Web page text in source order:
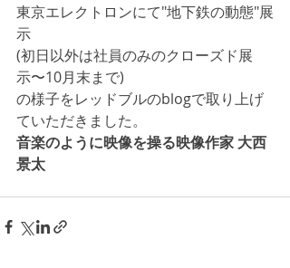
東京エレクトロンにて"地下鉄の動態"展
示
(初日以外は社員のみのクローズド展
示〜10月末まで)
の様子をレッドブルのblogで取り上げ
ていただきました。
音楽のように映像を操る映像作家 大西
景太